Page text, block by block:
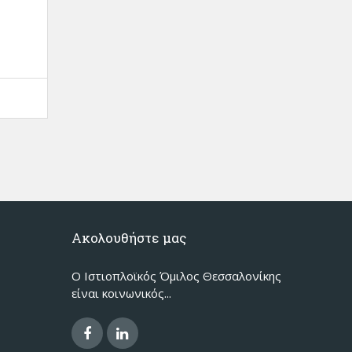
Ακολουθήστε μας
Ο Ιστιοπλοϊκός Όμιλος Θεσσαλονίκης
είναι κοινωνικός...